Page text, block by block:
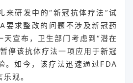
来研发中的“新冠抗体疗法”试
要求整改的问题不涉及新冠药
天宣布，卫生部门考虑到“潜在
停该抗体疗法一项应用于新冠
。如今，该疗法迅速通过FDA
观。